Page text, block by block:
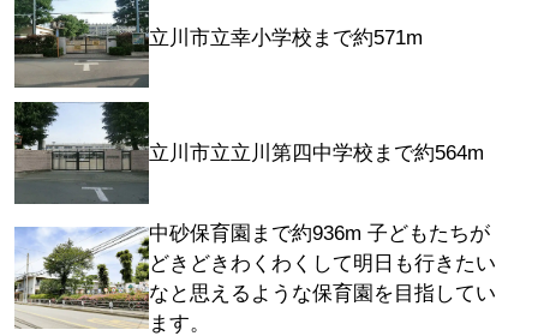
立川市立幸小学校まで約571m
立川市立立川第四中学校まで約564m
中砂保育園まで約936m 子どもたちが
どきどきわくわくして明日も行きたい
なと思えるような保育園を目指してい
ます。